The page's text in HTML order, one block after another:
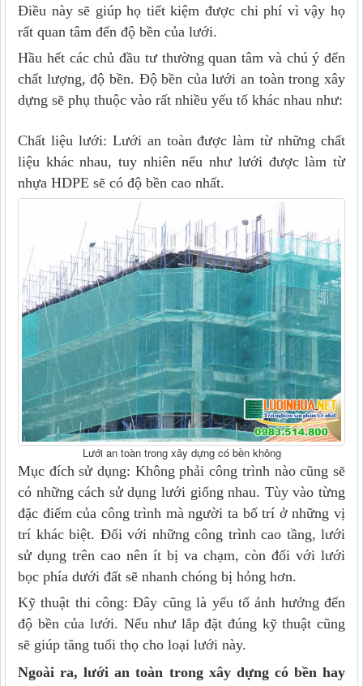
Điều này sẽ giúp họ tiết kiệm được chi phí vì vậy họ
rất quan tâm đến độ bền của lưới.
Hầu hết các chủ đầu tư thường quan tâm và chú ý đến
chất lượng, độ bền. Độ bền của lưới an toàn trong xây
dựng sẽ phụ thuộc vào rất nhiều yếu tố khác nhau như:
Chất liệu lưới: Lưới an toàn được làm từ những chất
liệu khác nhau, tuy nhiên nếu như lưới được làm từ
nhựa HDPE sẽ có độ bền cao nhất.
Lưới an toàn trong xây dựng có bền không
Mục đích sử dụng: Không phải công trình nào cũng sẽ
có những cách sử dụng lưới giống nhau. Tùy vào từng
đặc điểm của công trình mà người ta bố trí ở những vị
trí khác biệt. Đối với những công trình cao tầng, lưới
sử dụng trên cao nên ít bị va chạm, còn đối với lưới
bọc phía dưới đất sẽ nhanh chóng bị hỏng hơn.
Kỹ thuật thi công: Đây cũng là yếu tố ảnh hưởng đến
độ bền của lưới. Nếu như lắp đặt đúng kỹ thuật cũng
sẽ giúp tăng tuổi thọ cho loại lưới này.
Ngoài ra, lưới an toàn trong xây dựng có bền hay